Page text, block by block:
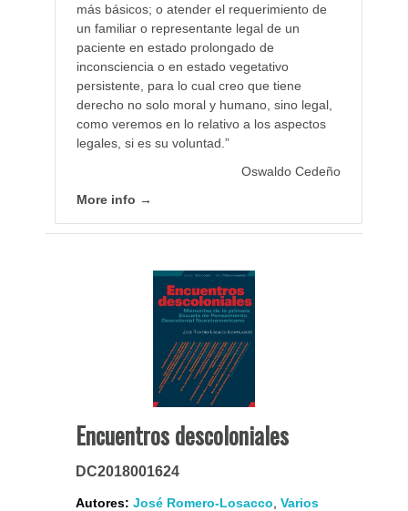
más básicos; o atender el requerimiento de
un familiar o representante legal de un
paciente en estado prolongado de
inconsciencia o en estado vegetativo
persistente, para lo cual creo que tiene
derecho no solo moral y humano, sino legal,
como veremos en lo relativo a los aspectos
legales, si es su voluntad.”
Oswaldo Cedeño
More info →
Encuentros descoloniales
DC2018001624
Autores: José Romero-Losacco Varios